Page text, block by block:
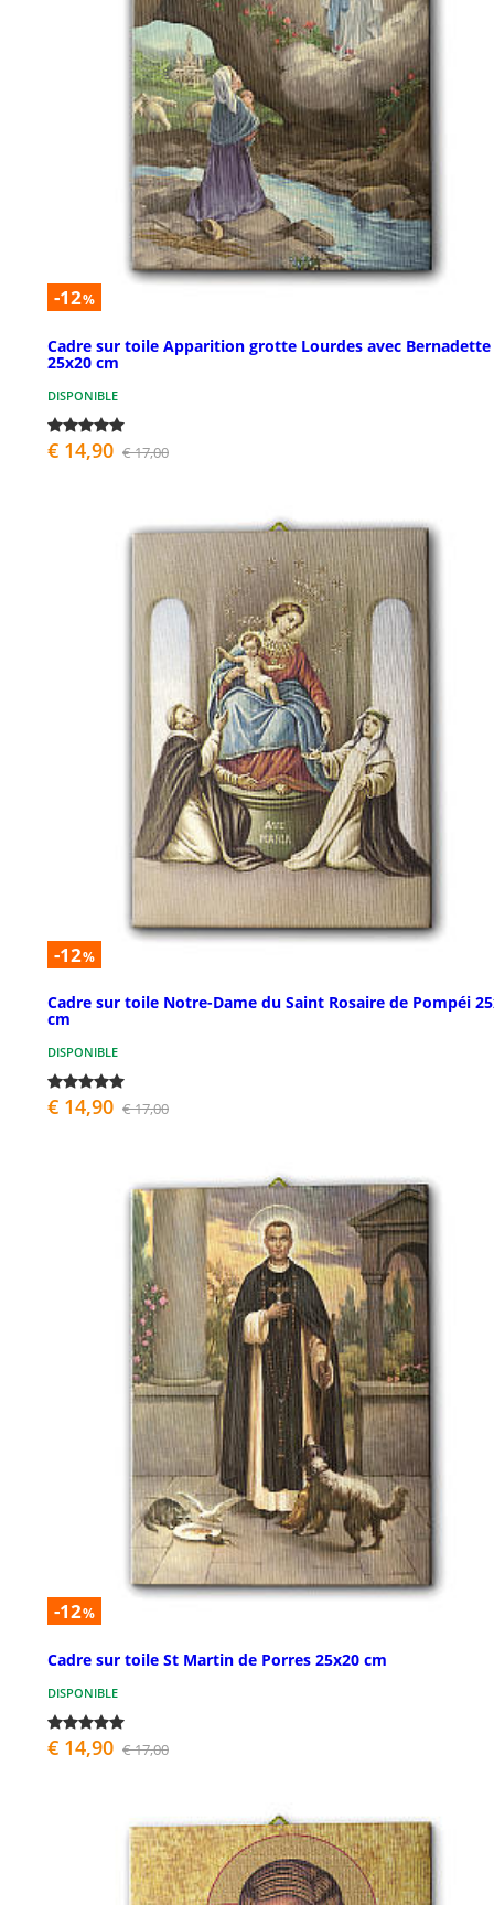
-12%
Cadre sur toile Apparition grotte Lourdes avec Bernadette
25x20 cm
DISPONIBLE
€ 14,90 € 17,00
-12%
Cadre sur toile Notre-Dame du Saint Rosaire de Pompéi
cm
DISPONIBLE
€ 14,90 € 17,00
-12%
Cadre sur toile St Martin de Porres 25x20 cm
DISPONIBLE
€ 14,90 € 17,00